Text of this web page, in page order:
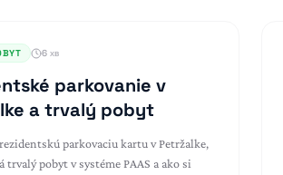
6 хв
parkovanie v
a trvalý pobyt
parkovaciu kartu v Petržalke,
trvalý pobyt v systéme PAAS a ako si